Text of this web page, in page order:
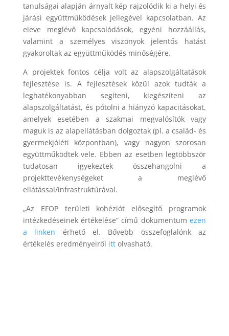
tanulságai alapján árnyalt kép rajzolódik ki a helyi és
járási együttműködések jellegével kapcsolatban. Az
eleve meglévő kapcsolódások, egyéni hozzáállás,
valamint a személyes viszonyok jelentős hatást
gyakoroltak az együttműködés minőségére.
A projektek fontos célja volt az alapszolgáltatások
fejlesztése is. A fejlesztések közül azok tudták a
leghatékonyabban segíteni, kiegészíteni az
alapszolgáltatást, és pótolni a hiányzó kapacitásokat,
amelyek esetében a szakmai megvalósítók vagy
maguk is az alapellátásban dolgoztak (pl. a család- és
gyermekjóléti központban), vagy nagyon szorosan
együttműködtek vele. Ebben az esetben legtöbbször
tudatosan igyekeztek összehangolni a
projekttevékenységeket a meglévő
ellátással/infrastruktúrával.
„Az EFOP területi kohéziót elősegítő programok
intézkedéseinek értékelése” című dokumentumezen
a linken érhető el. Bővebb összefoglalónk az
értékelés eredményeiről ittolvasható.